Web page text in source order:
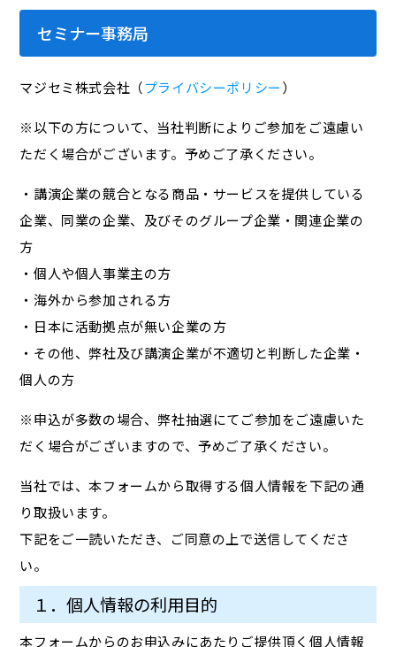
セミナー事務局
マジセミ株式会社（プライバシーポリシー）
※以下の方について、当社判断によりご参加をご遠慮い
ただく場合がございます。予めご了承ください。
・講演企業の競合となる商品・サービスを提供している
企業、同業の企業、及びそのグループ企業・関連企業の
方
・個人や個人事業主の方
・海外から参加される方
・日本に活動拠点が無い企業の方
・その他、弊社及び講演企業が不適切と判断した企業・
個人の方
※申込が多数の場合、弊社抽選にてご参加をご遠慮いた
だく場合がございますので、予めご了承ください。
当社では、本フォームから取得する個人情報を下記の通
り取扱います。
下記をご一読いただき、ご同意の上で送信してくださ
い。
１．個人情報の利用目的
本フォームからのお申込みにあたりご提供頂く個人情報